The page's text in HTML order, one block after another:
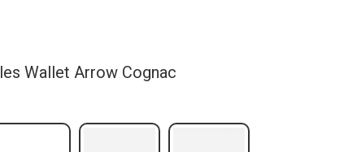
Wallet Arrow Cognac